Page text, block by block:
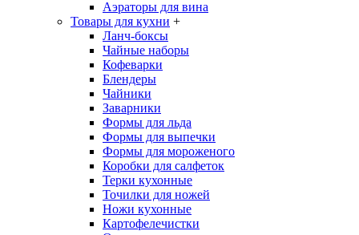
Аэраторы для вина
Товары для кухни +
Ланч-боксы
Чайные наборы
Кофеварки
Блендеры
Чайники
Заварники
Формы для льда
Формы для выпечки
Формы для мороженого
Коробки для салфеток
Терки кухонные
Точилки для ножей
Ножи кухонные
Картофелечистки